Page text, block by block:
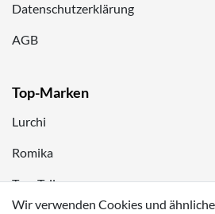
Datenschutzerklärung
AGB
Top-Marken
Lurchi
Romika
Tom Tailor
Wir verwenden Cookies und